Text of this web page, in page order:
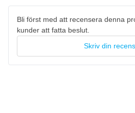
Bli först med att recensera denna
kunder att fatta beslut.
Skriv din